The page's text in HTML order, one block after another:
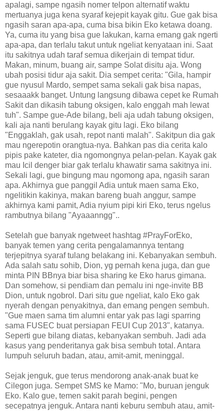
apalagi, sampe ngasih nomer telpon alternatif waktu
mertuanya juga kena syaraf kejepit kayak gitu. Gue gak bisa
ngasih saran apa-apa, cuma bisa bikin Eko ketawa doang.
Ya, cuma itu yang bisa gue lakukan, karna emang gak ngerti
apa-apa, dan terlalu takut untuk ngeliat kenyataan ini. Saat
itu sakitnya udah taraf semua dikerjain di tempat tidur.
Makan, minum, buang air, sampe Solat disitu aja. Wong
ubah posisi tidur aja sakit. Dia sempet cerita: "Gila, hampir
gue nyusul Mardo, sempet sama sekali gak bisa napas,
sesaaakk banget. Untung langsung dibawa cepet ke Rumah
Sakit dan dikasih tabung oksigen, kalo enggah mah lewat
tuh". Sampe gue-Ade bilang, beli aja udah tabung oksigen,
kali aja nanti berulang kayak gitu lagi. Eko bilang
"Enggaklah, gak usah, repot nanti malah". Sakitpun dia gak
mau ngerepotin orangtua-nya. Bahkan pas dia cerita kalo
pipis pake kateter, dia ngomongnya pelan-pelan. Kayak gak
mau Icil denger biar gak terlalu khawatir sama sakitnya ini.
Sekali lagi, gue bingung mau ngomong apa, ngasih saran
apa. Akhirnya gue panggil Adia untuk maen sama Eko,
ngelitikin kakinya, makan bareng buah anggur, sampe
akhirnya kami pamit, Adia nyium pipi kiri Eko, terus ngelus
rambutnya bilang "Ayaaanngg"..
Setelah gue banyak ngetweet hashtag #PrayForEko,
banyak temen yang cerita pengalamannya tentang
terjepitnya syaraf tulang belakang ini. Kebanyakan sembuh.
Ada salah satu sohib, Dion, yg pernah kena juga, dan gue
minta PIN BBnya biar bisa sharing ke Eko harus gimana.
Dan somehow, si pendiam dan pemalu ini nge-invite BB
Dion, untuk ngobrol. Dari situ gue ngeliat, kalo Eko gak
nyerah dengan penyakitnya, dan emang pengen sembuh.
"Gue maen sama tim alumni entar yak pas lagi sparring
sama FUSEC buat persiapan FEUI Cup 2013", katanya.
Seperti gue bilang diatas, kebanyakan sembuh. Jadi ada
kasus yang penderitanya gak bisa sembuh total. Antara
lumpuh seluruh badan, atau, amit-amit, meninggal.
Sejak jenguk, gue terus mendorong anak-anak buat ke
Cilegon juga. Sempet SMS ke Mamo: "Mo, buruan jenguk
Eko. Kalo gue, temen sakit parah begini, pengen
secepatnya jenguk. Antara nanti keburu sembuh atau, amit-